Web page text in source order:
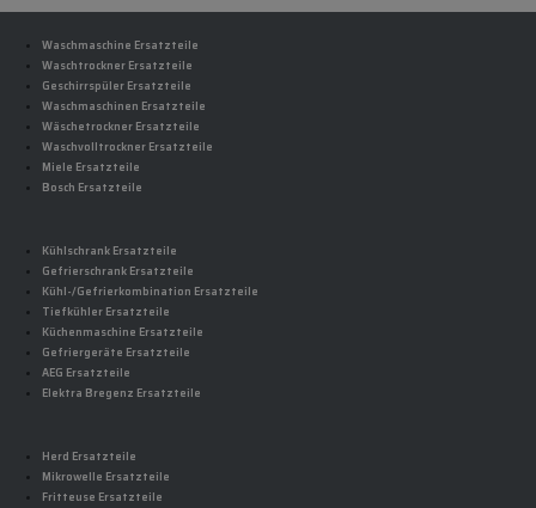
Waschmaschine Ersatzteile
Waschtrockner Ersatzteile
Geschirrspüler Ersatzteile
Waschmaschinen Ersatzteile
Wäschetrockner Ersatzteile
Waschvolltrockner Ersatzteile
Miele Ersatzteile
Bosch Ersatzteile
Kühlschrank Ersatzteile
Gefrierschrank Ersatzteile
Kühl-/Gefrierkombination Ersatzteile
Tiefkühler Ersatzteile
Küchenmaschine Ersatzteile
Gefriergeräte Ersatzteile
AEG Ersatzteile
Elektra Bregenz Ersatzteile
Herd Ersatzteile
Mikrowelle Ersatzteile
Fritteuse Ersatzteile